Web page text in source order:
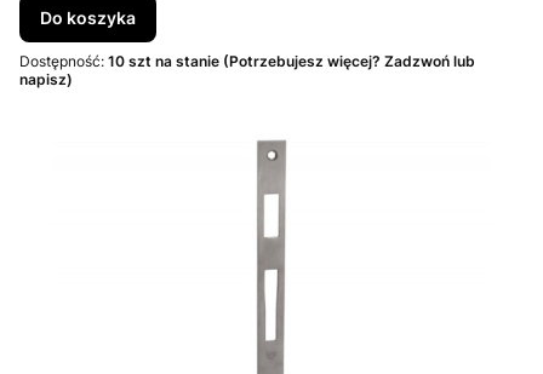
Do koszyka
Dostępność: 10 szt na stanie (Potrzebujesz więcej? Zadzwoń lub
napisz)